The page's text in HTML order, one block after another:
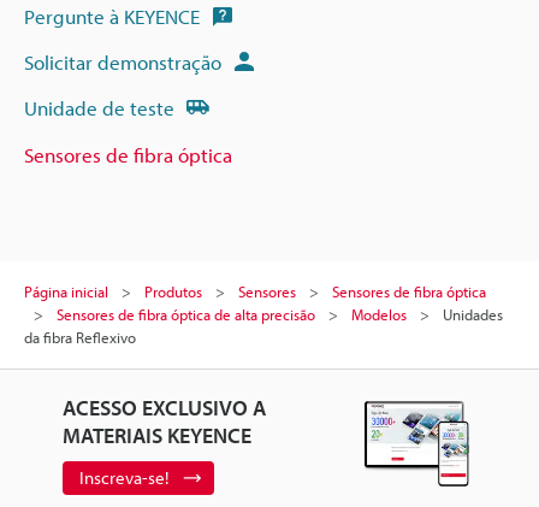
Pergunte à KEYENCE
Solicitar demonstração
Unidade de teste
Sensores de fibra óptica
Página inicial Produtos Sensores
Sensores de fibra óptica
Sensores de fibra óptica de alta precisão
Modelos
Unidades
da fibra Reflexivo
ACESSO EXCLUSIVO A
MATERIAIS KEYENCE
Inscreva-se!